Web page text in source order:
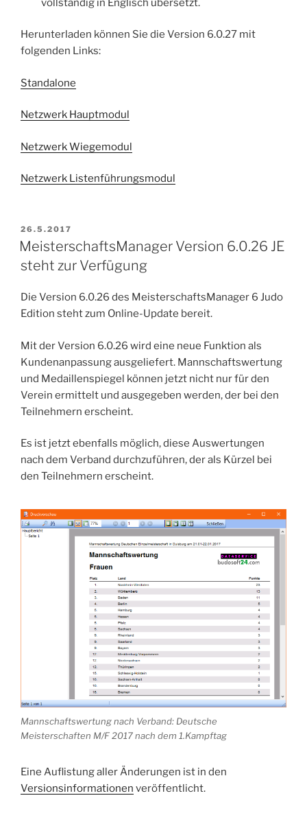
vollständig in Englisch übersetzt.
Herunterladen können Sie die Version 6.0.27 mit
folgenden Links:
Standalone
Netzwerk Hauptmodul
Netzwerk Wiegemodul
Netzwerk Listenführungsmodul
VERÖFFENTLICHT
AM
26.5.2017
MeisterschaftsManager Version 6.0.26 JE
steht zur Verfügung
Die Version 6.0.26 des MeisterschaftsManager 6 Judo
Edition steht zum Online-Update bereit.
Mit der Version 6.0.26 wird eine neue Funktion als
Kundenanpassung ausgeliefert. Mannschaftswertung
und Medaillenspiegel können jetzt nicht nur für den
Verein ermittelt und ausgegeben werden, der bei den
Teilnehmern erscheint.
Es ist jetzt ebenfalls möglich, diese Auswertungen
nach dem Verband durchzuführen, der als Kürzel bei
den Teilnehmern erscheint.
Mannschaftswertung nach Verband: Deutsche
Meisterschaften M/F 2017 nach dem 1.Kampftag
Eine Auflistung aller Änderungen ist in den
Versionsinformationen veröffentlicht.